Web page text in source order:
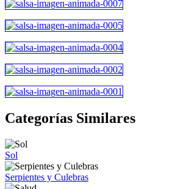
Categorías Similares
Sol
Serpientes y Culebras